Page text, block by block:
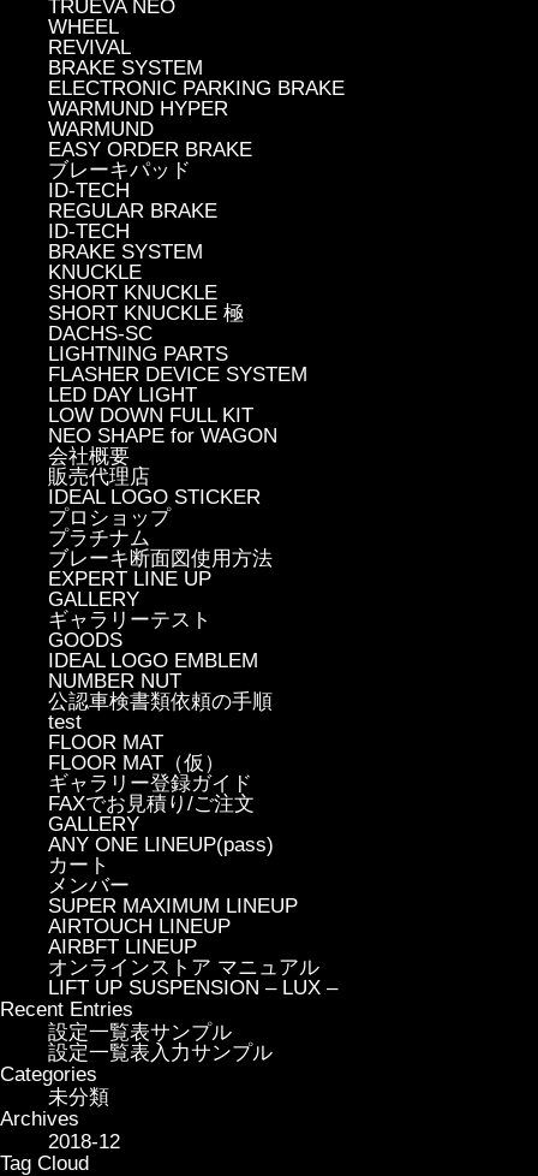
TRUEVA NEO
WHEEL
REVIVAL
BRAKE SYSTEM
ELECTRONIC PARKING BRAKE
WARMUND HYPER
WARMUND
EASY ORDER BRAKE
ブレーキパッド
ID-TECH
REGULAR BRAKE
ID-TECH
BRAKE SYSTEM
KNUCKLE
SHORT KNUCKLE
SHORT KNUCKLE 極
DACHS-SC
LIGHTNING PARTS
FLASHER DEVICE SYSTEM
LED DAY LIGHT
LOW DOWN FULL KIT
NEO SHAPE for WAGON
会社概要
販売代理店
IDEAL LOGO STICKER
プロショップ
プラチナム
ブレーキ断面図使用方法
EXPERT LINE UP
GALLERY
ギャラリーテスト
GOODS
IDEAL LOGO EMBLEM
NUMBER NUT
公認車検書類依頼の手順
test
FLOOR MAT
FLOOR MAT（仮）
ギャラリー登録ガイド
FAXでお見積り/ご注文
GALLERY
ANY ONE LINEUP(pass)
カート
メンバー
SUPER MAXIMUM LINEUP
AIRTOUCH LINEUP
AIRBFT LINEUP
オンラインストア マニュアル
LIFT UP SUSPENSION – LUX –
Recent Entries
設定一覧表サンプル
設定一覧表入力サンプル
Categories
未分類
Archives
2018-12
Tag Cloud